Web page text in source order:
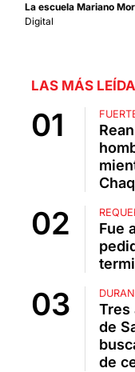
La escuela Mariano
Digital
LAS MÁS
Fue
Tres
de
de